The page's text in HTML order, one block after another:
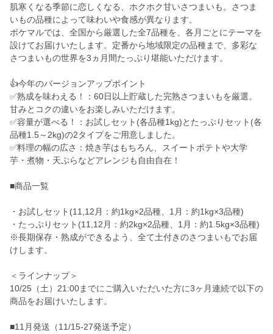
肌寒くなる季節に恋しくなる、ホクホク甘いさつまいも。さつま
いもの品種によって味わいや食感が異なります。
ポケマルでは、全国から厳選した全7品種を、各月ごとにテーマを
設けてお届けいたします。定番から地域限定の品種まで、多彩な
さつまいもの世界を3ヵ月間たっぷり堪能いただけます。
👍今年のバージョンアップポイント
✅熟成を味わえる！：60日以上貯蔵した完熟さつまいもを厳選。
甘みとコクの違いをお楽しみいただけます。
✅容量が選べる！：お試しセット(各品種1kg)とたっぷりセット(各
品種1.5～2kg)の2タイプをご用意しました。
✅料理の幅の広さ：焼き芋はもちろん、スイートポテトや大学
芋・煮物・天ぷらなどアレンジも自由自在！
■商品一覧
・お試しセット(11,12月：約1kg×2品種、1月：約1kg×3品種)
・たっぷりセット(11,12月：約2kg×2品種、1月：約1.5kg×3品種)
※長期保存・熟成ができるよう、全て土付きのさつまいもでお届
けします。
＜ラインナップ＞
10/25（土）21:00までにご購入いただいた方に3ヶ月連続で以下の
商品をお届けいたします。
■11月発送（11/15-27発送予定）